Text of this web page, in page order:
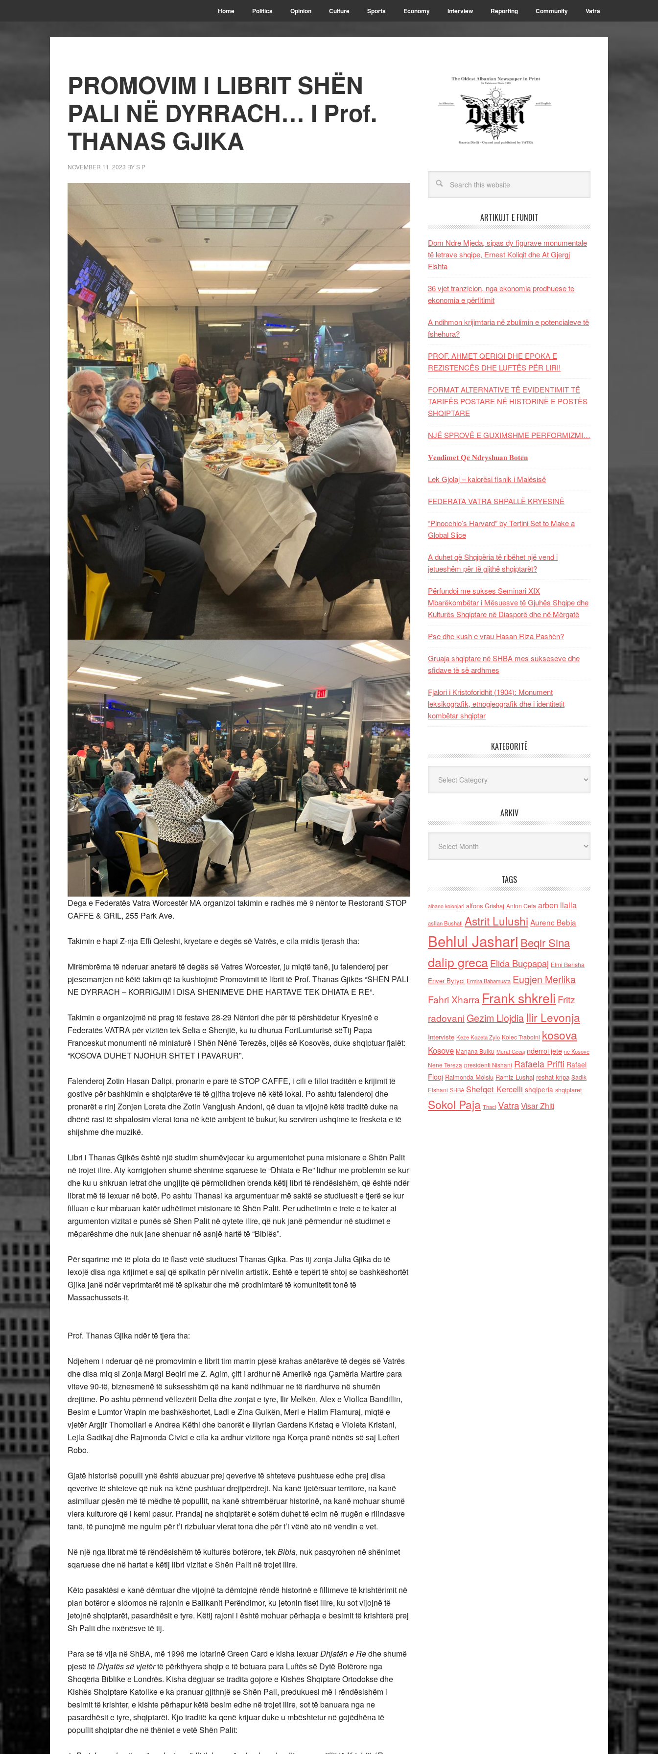
Home Politics Opinion Culture Sports Economy Interview Reporting Community Vatra
PROMOVIM I LIBRIT SHËN
PALI NË DYRRACH… I Prof.
THANAS GJIKA
NOVEMBER 11, 2023 BYS P
Dega e Federatës Vatra Worcestër MA organizoi takimin e radhës më 9 nëntor te Restoranti STOP
CAFFE & GRIL, 255 Park Ave.
Takimin e hapi Z-nja Effi Qeleshi, kryetare e degës së Vatrës, e cila midis tjerash tha:
Mirëmbrëma të nderuar anetarë të degës së Vatres Worcester, ju miqtë tanë, ju falenderoj per
pjesemarrjen në këtë takim që ia kushtojmë Promovimit të librit të Prof. Thanas Gjikës “SHEN PALI
NE DYRRACH – KORRIGJIM I DISA SHENIMEVE DHE HARTAVE TEK DHIATA E RE”.
Takimin e organizojmë në prag të festave 28-29 Nëntori dhe për të përshëdetur Kryesinë e
Federatës VATRA për vizitën tek Selia e Shenjtë, ku iu dhurua FortLumturisë sëTij Papa
Franceskut monumenti në miniaturë i Shën Nënë Terezës, bijës së Kosovës, duke shqiptuar fjalët:
“KOSOVA DUHET NJOHUR SHTET I PAVARUR”.
Falenderoj Zotin Hasan Dalipi, pronarin e parë të STOP CAFFE, i cili e filloi traditën e krijimit të
gostive për bashkimin e shqiptarëve të të gjitha trojeve në këtë lokal. Po ashtu falenderoj dhe
pronarët e rinj Zonjen Loreta dhe Zotin Vangjush Andoni, që duan ta vijojnë këtë traditë duke na
dhënë rast të shpalosim vlerat tona në këtë ambjent të bukur, ku serviren ushqime te fresketa e të
shijshme dhe muzikë.
Libri i Thanas Gjikës është një studim shumëvjecar ku argumentohet puna misionare e Shën Palit
në trojet ilire. Aty korrigjohen shumë shënime sqaruese te “Dhiata e Re” lidhur me problemin se kur
dhe ku u shkruan letrat dhe ungjijte që përmblidhen brenda këtij libri të rëndësishëm, që është ndër
librat më të lexuar në botë. Po ashtu Thanasi ka argumentuar më saktë se studiuesit e tjerë se kur
filluan e kur mbaruan katër udhëtimet misionare të Shën Palit. Per udhetimin e trete e te kater ai
argumenton vizitat e punës së Shen Palit në qytete ilire, që nuk janë përmendur në studimet e
mëparëshme dhe nuk jane shenuar në asnjë hartë të “Biblës”.
Për sqarime më të plota do të flasë vetë studiuesi Thanas Gjika. Pas tij zonja Julia Gjika do të
lexojë disa nga krijimet e saj që spikatin për nivelin artistik. Eshtë e tepërt të shtoj se bashkëshortët
Gjika janë ndër veprimtarët më të spikatur dhe më prodhimtarë të komunitetit tonë të
Massachussets-it.
Prof. Thanas Gjika ndër të tjera tha:
Ndjehem i nderuar që në promovimin e librit tim marrin pjesë krahas anëtarëve të degës së Vatrës
dhe disa miq si Zonja Margi Beqiri me Z. Agim, çift i ardhur në Amerikë nga Çamëria Martire para
viteve 90-të, biznesmenë të suksesshëm që na kanë ndihmuar ne të riardhurve në shumën
drejtime. Po ashtu përmend vëllezërit Delia dhe zonjat e tyre, Ilir Melkën, Alex e Viollca Bandillin,
Besim e Lumtor Vrapin me bashkëshortet, Ladi e Zina Gulkën, Meri e Halim Flamuraj, miqtë e
vjetër Argjir Thomollari e Andrea Këthi dhe banorët e Illyrian Gardens Kristaq e Violeta Kristani,
Lejla Sadikaj dhe Rajmonda Civici e cila ka ardhur vizitore nga Korça pranë nënës së saj Lefteri
Robo.
Gjatë historisë populli ynë është abuzuar prej qeverive të shteteve pushtuese edhe prej disa
qeverive të shteteve që nuk na kënë pushtuar drejtpërdrejt. Na kanë tjetërsuar territore, na kanë
asimiluar pjesën më të mëdhe të popullit, na kanë shtrembëruar historinë, na kanë mohuar shumë
vlera kulturore që i kemi pasur. Prandaj ne shqiptarët e sotëm duhet të ecim në rrugën e rilindasve
tanë, të punojmë me ngulm për t’i rizbuluar vlerat tona dhe për t’i vënë ato në vendin e vet.
Në një nga librat më të rëndësishëm të kulturës botërore, tekBibla, nuk pasqyrohen në shënimet
sqaruese dhe në hartat e këtij libri vizitat e Shën Palit në trojet ilire.
Këto pasaktësi e kanë dëmtuar dhe vijojnë ta dëmtojnë rëndë historinë e fillimeve të krishtërimit në
plan botëror e sidomos në rajonin e Ballkanit Perëndimor, ku jetonin fiset ilire, ku sot vijojnë të
jetojnë shqiptarët, pasardhësit e tyre. Këtij rajoni i është mohuar përhapja e besimit të krishterë prej
Sh Palit dhe nxënësve të tij.
Para se të vija në ShBA, më 1996 me lotarinë Green Card e kisha lexuarDhjatën e Redhe shumë
pjesë tëDhjatës së vjetërtë përkthyera shqip e të botuara para Luftës së Dytë Botërore nga
Shoqëria Biblike e Londrës. Kisha dëgjuar se tradita gojore e Kishës Shqiptare Ortodokse dhe
Kishës Shqiptare Katolike e ka pranuar gjithnjë se Shën Pali, predukuesi më i rëndësishëm i
besimit të krishter, e kishte përhapur këtë besim edhe në trojet ilire, sot të banuara nga ne
pasardhësit e tyre, shqiptarët. Kjo traditë ka qenë krijuar duke u mbështetur në gojëdhëna të
popullit shqiptar dhe në thëniet e vetë Shën Palit:
ARTIKUJT E FUNDIT
Dom Ndre Mjeda, sipas dy figurave monumentale
të letrave shqipe, Ernest Koliqit dhe At Gjergj
Fishta
36 vjet tranzicion, nga ekonomia prodhuese te
ekonomia e përfitimit
A ndihmon krijimtaria në zbulimin e potencialeve të
fshehura?
PROF. AHMET QERIQI DHE EPOKA E
REZISTENCЁS DHE LUFTЁS PЁR LIRI!
FORMAT ALTERNATIVE TË EVIDENTIMIT TË
TARIFËS POSTARE NË HISTORINË E POSTËS
SHQIPTARE
NJË SPROVË E GUXIMSHME PERFORMIZMI…
𝐕𝐞𝐧𝐝𝐢𝐦𝐞𝐭 𝐐𝐞̈ 𝐍𝐝𝐫𝐲𝐬𝐡𝐮𝐚𝐧 𝐁𝐨𝐭𝐞̈𝐧
Lek Gjolaj – kalorësi fisnik i Malësisë
FEDERATA VATRA SHPALLË KRYESINË
“Pinocchio’s Harvard” by Tertini Set to Make a
Global Slice
A duhet që Shqipëria të ribëhet një vend i
jetueshëm për të gjithë shqiptarët?
Përfundoi me sukses Seminari XIX
Mbarëkombëtar i Mësuesve të Gjuhës Shqipe dhe
Kulturës Shqiptare në Diasporë dhe në Mërgatë
Pse dhe kush e vrau Hasan Riza Pashën?
Gruaja shqiptare në SHBA mes sukseseve dhe
sfidave të së ardhmes
Fjalori i Kristoforidhit (1904): Monument
leksikografik, etnogjeografik dhe i identitetit
kombëtar shqiptar
KATEGORITË
ARKIV
TAGS
albano kolonjari alfons Grishaj Anton Cefa arben llalla
asllan Bushati Astrit Lulushi Aurenc Bebja
Behlul Jashari Beqir Sina
dalip grecaElida Buçpapaj Elmi Berisha
Enver Bytyci Ermira Babamusta Eugjen Merlika
Fahri Xharra Frank shkreli Fritz
radovaniGezim Llojdia Ilir Levonja
Interviste Keze Kozeta Zylo Kolec Traboini kosova
Kosove Marjana Bulku Murat Gecaj nderroi jete ne Kosove
Nene Tereza presidenti Nishani Rafaela Prifti Rafael
Floqi Raimonda Moisiu Ramiz Lushaj reshat kripa Sadik
Elshani SHBA Shefqet Kercelli shqiperia shqiptaret
Sokol Paja Thaci VatraVisar Zhiti